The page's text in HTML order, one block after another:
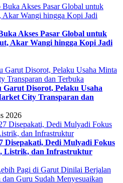
Akses Pasar Global untuk
Akar Wangi hingga Kopi Jadi
Garut Disorot, Pelaku Usaha
City Transparan dan
2026
Disepakati, Dedi Mulyadi Fokus
Listrik, dan Infrastruktur